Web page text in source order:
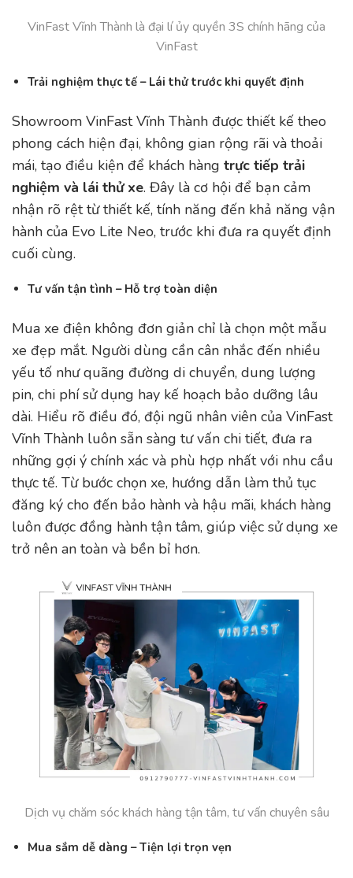
VinFast Vĩnh Thành là đại lí ủy quyền 3S chính hãng của
VinFast
Trải nghiệm thực tế – Lái thử trước khi quyết định
Showroom VinFast Vĩnh Thành được thiết kế theo
phong cách hiện đại, không gian rộng rãi và thoải
mái, tạo điều kiện để khách hàng trực tiếp trải
nghiệm và lái thử xe. Đây là cơ hội để bạn cảm
nhận rõ rệt từ thiết kế, tính năng đến khả năng vận
hành của Evo Lite Neo, trước khi đưa ra quyết định
cuối cùng.
Tư vấn tận tình – Hỗ trợ toàn diện
Mua xe điện không đơn giản chỉ là chọn một mẫu
xe đẹp mắt. Người dùng cần cân nhắc đến nhiều
yếu tố như quãng đường di chuyển, dung lượng
pin, chi phí sử dụng hay kế hoạch bảo dưỡng lâu
dài. Hiểu rõ điều đó, đội ngũ nhân viên của VinFast
Vĩnh Thành luôn sẵn sàng tư vấn chi tiết, đưa ra
những gợi ý chính xác và phù hợp nhất với nhu cầu
thực tế. Từ bước chọn xe, hướng dẫn làm thủ tục
đăng ký cho đến bảo hành và hậu mãi, khách hàng
luôn được đồng hành tận tâm, giúp việc sử dụng xe
trở nên an toàn và bền bỉ hơn.
Dịch vụ chăm sóc khách hàng tận tâm, tư vấn chuyên sâu
Mua sắm dễ dàng – Tiện lợi trọn vẹn